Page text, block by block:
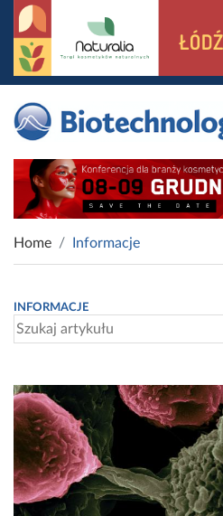
Home Informacje
INFORMACJE